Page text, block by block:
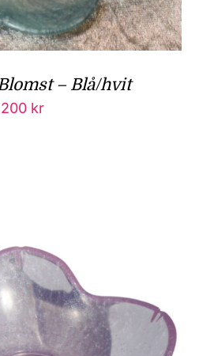
– Blå/hvit
200 kr